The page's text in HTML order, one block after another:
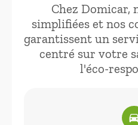
Chez Domicar,
simplifiées et nos
garantissent un
centré sur votre
l'éco-